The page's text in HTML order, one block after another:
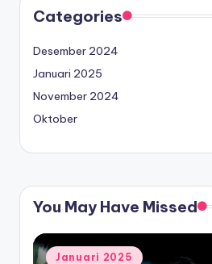
Categories
Desember 2024
Januari 2025
November 2024
Oktober
You May Have Missed
Posted
Januari 2025